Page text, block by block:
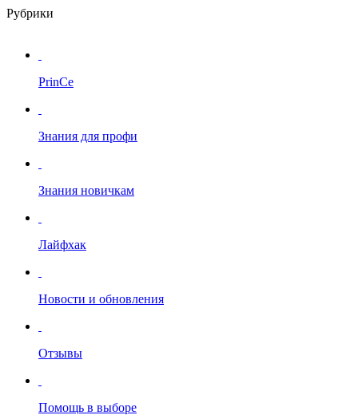
Рубрики
PrinCe
Знания для профи
Знания новичкам
Лайфхак
Новости и обновления
Отзывы
Помощь в выборе